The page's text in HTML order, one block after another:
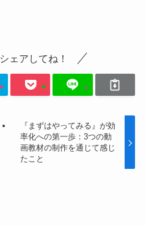
ェアしてね！
『まずはやってみる』が効
率化への第一歩：3つの動
画教材の制作を通じて感じ
たこと